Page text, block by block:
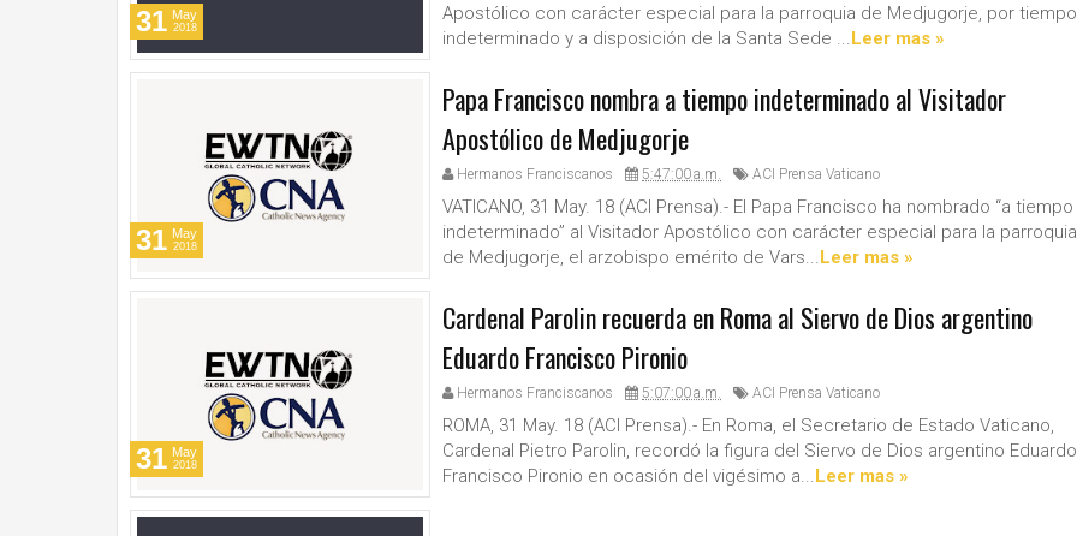
Apostólico con carácter especial para la parroquia de Medjugorje, por tiempo
indeterminado y a disposición de la Santa Sede ...Leer mas »
31 May
2018
Papa Francisco nombra a tiempo indeterminado al Visitador
Apostólico de Medjugorje
Hermanos Franciscanos 5:47:00 a.m. ACI Prensa Vaticano
VATICANO, 31 May. 18 (ACI Prensa).- El Papa Francisco ha nombrado “a tiempo
indeterminado” al Visitador Apostólico con carácter especial para la parroquia
de Medjugorje, el arzobispo emérito de Vars...Leer mas »
31 May
2018
Cardenal Parolin recuerda en Roma al Siervo de Dios argentino
Eduardo Francisco Pironio
Hermanos Franciscanos 5:07:00 a.m. ACI Prensa Vaticano
ROMA, 31 May. 18 (ACI Prensa).- En Roma, el Secretario de Estado Vaticano,
Cardenal Pietro Parolin, recordó la figura del Siervo de Dios argentino Eduardo
Francisco Pironio en ocasión del vigésimo a...Leer mas »
31 May
2018